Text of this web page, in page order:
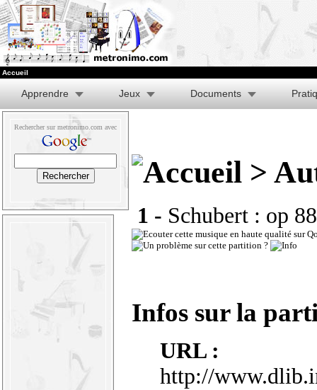
Accueil
Apprendre Jeux Documents
Rechercher sur metronimo.com avec
>
1 - Schubert : op
Infos sur la
URL :
http://